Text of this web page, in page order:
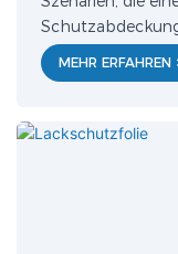
MEHR ERFAHREN